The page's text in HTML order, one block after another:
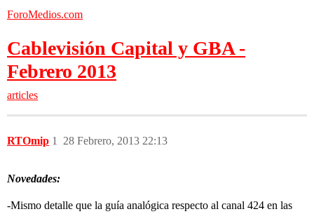
ForoMedios.com
Cablevisión Capital y GBA -
Febrero 2013
articles
RTOmip 28 Febrero, 2013 22:13
1
Novedades:
-Mismo detalle que la guía analógica respecto al canal 424 en las